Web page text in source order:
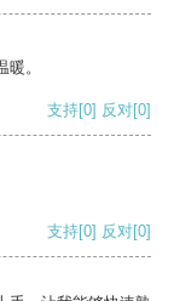
。
支持[0] 反对[0]
支持[0] 反对[0]